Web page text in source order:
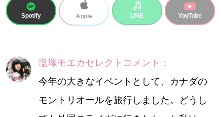
Spotify Apple LINE YouTube
塩塚モエカセレクトコメント：
今年の大きなイベントとして、カナダの
モントリオールを旅行しました。どうし